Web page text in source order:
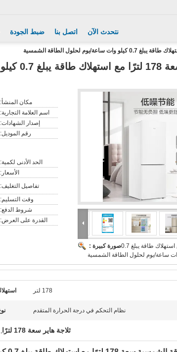
ضبط الجودة اتصل بنا نتحدث الآن
ثلاجة
صورة كبيرة :ثلاجة سعة 178 لترًا مع استهلاك طاقة يبلغ 0.7
ساعة/يوم لحلول الطاقة الشمسية
مكان المنشأ:
اسم العلامة التجارية:
إصدار الشهادات:
رقم الموديل:
الحد الأدنى لكمية:
الأسعار:
تفاصيل التغليف:
وقت التسليم:
شروط الدفع:
القدرة على العرض:
178 لتر
نظام التحكم في درجة الحرارة المتقدم
ثلاجة هاير سعة 178 لترًا ,